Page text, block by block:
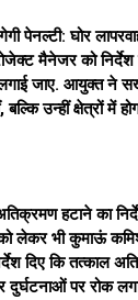
पेनल्टी: घोर
मैनेजर को
लगाई जाए. आयुक्त ने
बल्कि उन्हीं क्षेत्रों में
हटाने का
लेकर भी कुमाऊं
दिए कि तत्काल
दुर्घटनाओं पर रोक